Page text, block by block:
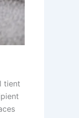
tient